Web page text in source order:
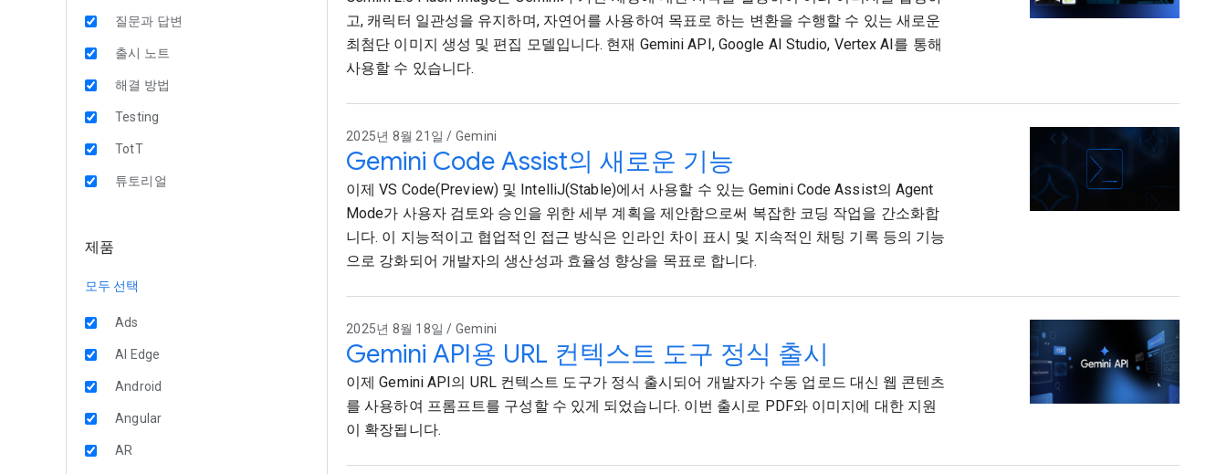
질문과 답변
출시 노트
해결 방법
Testing
TotT
튜토리얼
제품
모두 선택
Ads
AI Edge
Android
Angular
AR
고, 캐릭터 일관성을 유지하며, 자연어를 사용하여 목표로 하는 변환을 수행할 수 있는 새로운
최첨단 이미지 생성 및 편집 모델입니다. 현재 Gemini API, Google AI Studio, Vertex AI를 통해
사용할 수 있습니다.
2025년 8월 21일 / Gemini
Gemini Code Assist의 새로운 기능
이제 VS Code(Preview) 및 IntelliJ(Stable)에서 사용할 수 있는 Gemini Code Assist의 Agent
Mode가 사용자 검토와 승인을 위한 세부 계획을 제안함으로써 복잡한 코딩 작업을 간소화합
니다. 이 지능적이고 협업적인 접근 방식은 인라인 차이 표시 및 지속적인 채팅 기록 등의 기능
으로 강화되어 개발자의 생산성과 효율성 향상을 목표로 합니다.
2025년 8월 18일 / Gemini
Gemini API용 URL 컨텍스트 도구 정식 출시
이제 Gemini API의 URL 컨텍스트 도구가 정식 출시되어 개발자가 수동 업로드 대신 웹 콘텐츠
를 사용하여 프롬프트를 구성할 수 있게 되었습니다. 이번 출시로 PDF와 이미지에 대한 지원
이 확장됩니다.